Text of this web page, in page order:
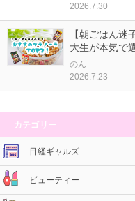
2026.7.30
【朝ごはん
大生が本気で
のん
2026.7.23
カテゴリー
日経ギャルズ
ビューティー